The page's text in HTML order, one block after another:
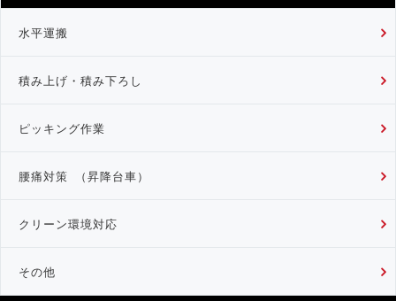
水平運搬
積み上げ・積み下ろし
ピッキング作業
腰痛対策 （昇降台車）
クリーン環境対応
その他